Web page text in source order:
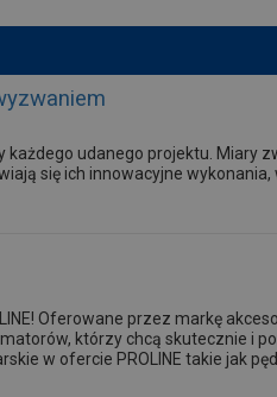
udanego projektu. Miary
się ich innowacyjne
Oferowane przez markę
którzy chcą skutecznie i
w ofercie PROLINE takie jak